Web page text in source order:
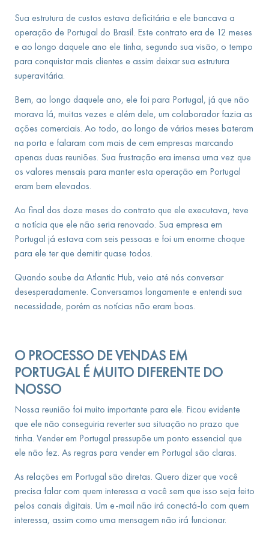
Sua estrutura de custos estava deficitária e ele bancava a
operação de Portugal do Brasil. Este contrato era de 12 meses
e ao longo daquele ano ele tinha, segundo sua visão, o tempo
para conquistar mais clientes e assim deixar sua estrutura
superavitária.
Bem, ao longo daquele ano, ele foi para Portugal, já que não
morava lá, muitas vezes e além dele, um colaborador fazia as
ações comerciais. Ao todo, ao longo de vários meses bateram
na porta e falaram com mais de cem empresas marcando
apenas duas reuniões. Sua frustração era imensa uma vez que
os valores mensais para manter esta operação em Portugal
eram bem elevados.
Ao final dos doze meses do contrato que ele executava, teve
a notícia que ele não seria renovado. Sua empresa em
Portugal já estava com seis pessoas e foi um enorme choque
para ele ter que demitir quase todos.
Quando soube da Atlantic Hub, veio até nós conversar
desesperadamente. Conversamos longamente e entendi sua
necessidade, porém as notícias não eram boas.
O PROCESSO DE VENDAS EM
PORTUGAL É MUITO DIFERENTE DO
NOSSO
Nossa reunião foi muito importante para ele. Ficou evidente
que ele não conseguiria reverter sua situação no prazo que
tinha. Vender em Portugal pressupõe um ponto essencial que
ele não fez. As regras para vender em Portugal são claras.
As relações em Portugal são diretas. Quero dizer que você
precisa falar com quem interessa a você sem que isso seja feito
pelos canais digitais. Um e-mail não irá conectá-lo com quem
interessa, assim como uma mensagem não irá funcionar.